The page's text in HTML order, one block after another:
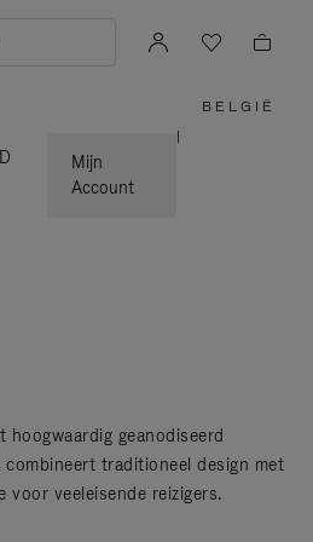
Mijn
Account
BELGIË
|
hoogwaardig geanodiseerd
traditioneel design met
voor veeleisende reizigers.